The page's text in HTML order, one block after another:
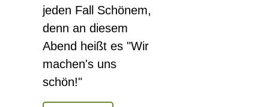
jeden Fall Schönem,
denn an diesem
Abend heißt es "Wir
machen's uns
schön!"